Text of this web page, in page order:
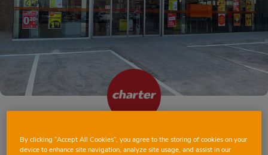
OLIVA CONDE
By clicking “Accept All Cookies”, you agree to the storing of cookies on your
device to enhance site navigation, analyze site usage, and assist in our